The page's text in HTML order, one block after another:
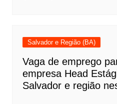
Salvador e Região (BA)
Vaga de emprego
empresa Head
Salvador e região